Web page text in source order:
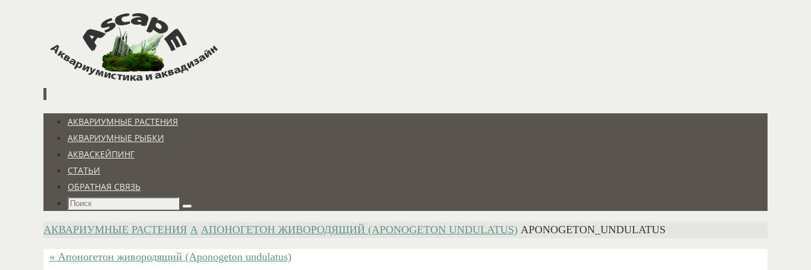
содержимому
Перейти
содержимому
АКВАРИУМНЫЕ РАСТЕНИЯ
АКВАРИУМНЫЕ РЫБКИ
АКВАСКЕЙПИНГ
СТАТЬИ
ОБРАТНАЯ СВЯЗЬ
Что
Поиск
ГЛАВНАЯ
АКВАРИУМНЫЕ РАСТЕНИЯ А АПОНОГЕТОН ЖИВОРОДЯЩИЙ (APONOGETON UNDULATUS) APONOGETON_UNDULATUS
« Апоногетон живородящий (Aponogeton undulatus)